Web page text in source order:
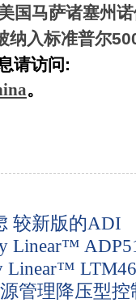
国马萨诸塞州
纳入标准普尔
请访问 :
。
较新版的ADI
Linear™
Linear™
管理降压型